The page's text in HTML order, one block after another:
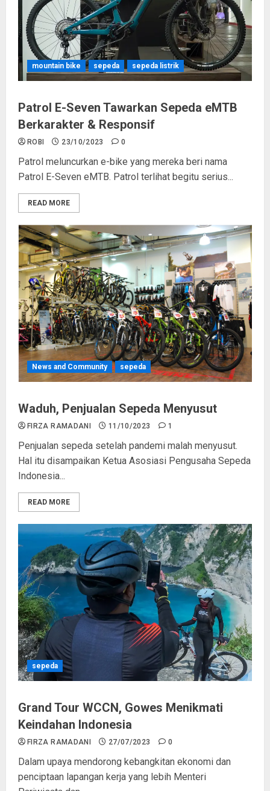
mountain bike sepeda sepeda listrik
Patrol E-Seven Tawarkan Sepeda eMTB
Berkarakter & Responsif
ROBI 23/10/2023 0
Patrol meluncurkan e-bike yang mereka beri nama
Patrol E-Seven eMTB. Patrol terlihat begitu serius...
READ MORE
News and Community sepeda
Waduh, Penjualan Sepeda Menyusut
FIRZA RAMADANI 11/10/2023 1
Penjualan sepeda setelah pandemi malah menyusut.
Hal itu disampaikan Ketua Asosiasi Pengusaha Sepeda
Indonesia...
READ MORE
sepeda
Grand Tour WCCN, Gowes Menikmati
Keindahan Indonesia
FIRZA RAMADANI 27/07/2023 0
Dalam upaya mendorong kebangkitan ekonomi dan
penciptaan lapangan kerja yang lebih Menteri